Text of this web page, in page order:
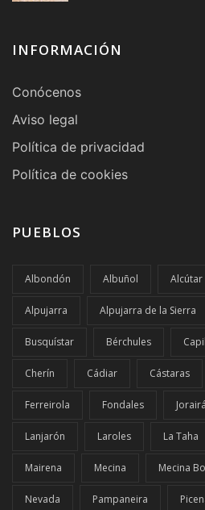
INFORMACIÓN
Conócenos
Aviso legal
Política de privacidad
Política de cookies
PUEBLOS
Albondón Albuñol Alcútar
Alpujarra Alpujarra de la Sierra
Busquístar Bérchules
Cherín Cádiar Cástaras
Ferreirola Fondales
Lanjarón Laroles La Taha
Mairena Mecina Mecina
Nevada Pampaneira